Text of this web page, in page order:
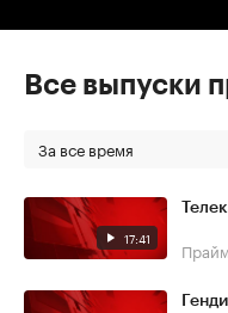
Все выпуски
За все время
17:41